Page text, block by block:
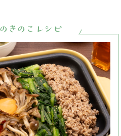
きのこレシピ